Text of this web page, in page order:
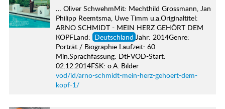
… Oliver SchwehmMit: Mechthild Grossmann, Jan
Philipp Reemtsma, Uwe Timm u.a.Originaltitel:
ARNO SCHMIDT - MEIN HERZ GEHÖRT DEM
KOPFLand: Deutschland Jahr: 2014Genre:
Porträt / Biographie Laufzeit: 60
Min.Sprachfassung: DtFVOD-Start:
02.12.2014FSK: o.A. Bilder
vod/id/arno-schmidt-mein-herz-gehoert-dem-
kopf-1/